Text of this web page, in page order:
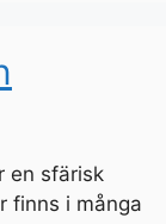
en sfärisk
finns i många